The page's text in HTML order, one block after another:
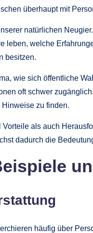
überhaupt mit
natürlichen
leben, welche
besitzen.
wie sich öffentliche
oft schwer
zu finden.
als auch
dadurch die
häufig über